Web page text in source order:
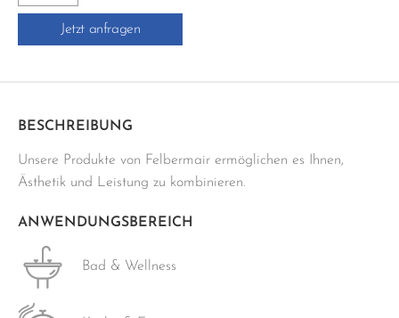
RETT.
Jetzt anfragen
BESCHREIBUNG
Unsere Produkte von Felbermair ermöglichen es Ihnen,
Ästhetik und Leistung zu kombinieren.
ANWENDUNGSBEREICH
Bad & Wellness